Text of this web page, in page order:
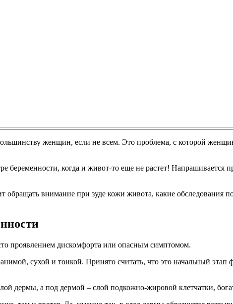
женщин, если не всем. Это проблема, с которой
беременности, когда и живот-то еще не растет! Напрашивается
обращать внимание при зуде кожи живота, какие
проявлением дискомфорта или опасным симптомом.
сухой и тонкой. Принято считать, что это начальный
дермы, а под дермой – слой подкожно-жировой клетчатки,